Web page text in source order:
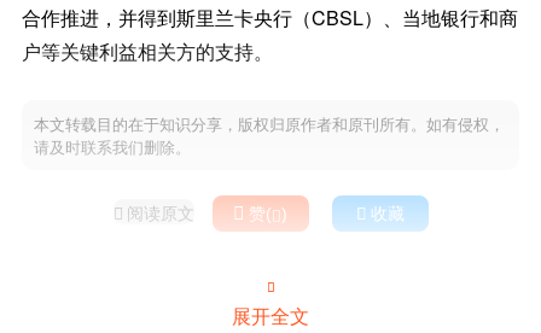
合作推进，并得到斯里兰卡央行（CBSL）、当地银行和商
户等关键利益相关方的支持。
本文转载目的在于知识分享，版权归原作者和原刊所有。如有侵权，
请及时联系我们删除。
 阅读原文  赞()  收藏

展开全文